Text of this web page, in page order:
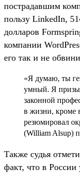
пострадавшим
пользу LinkedIn,
долларов
компании
его так и не
«Я думаю, ты
умный. Я
законной
в жизни, кроме
резюмировал
(William Alsup)
Также судья
факт, что в России